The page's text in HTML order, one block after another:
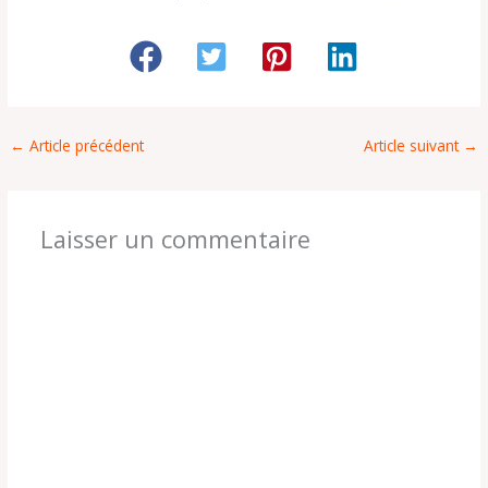
← Article précédent Article suivant →
Laisser un commentaire